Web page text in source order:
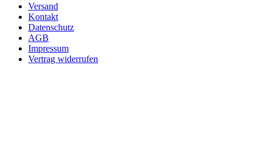
Versand
Kontakt
Datenschutz
AGB
Impressum
Vertrag widerrufen